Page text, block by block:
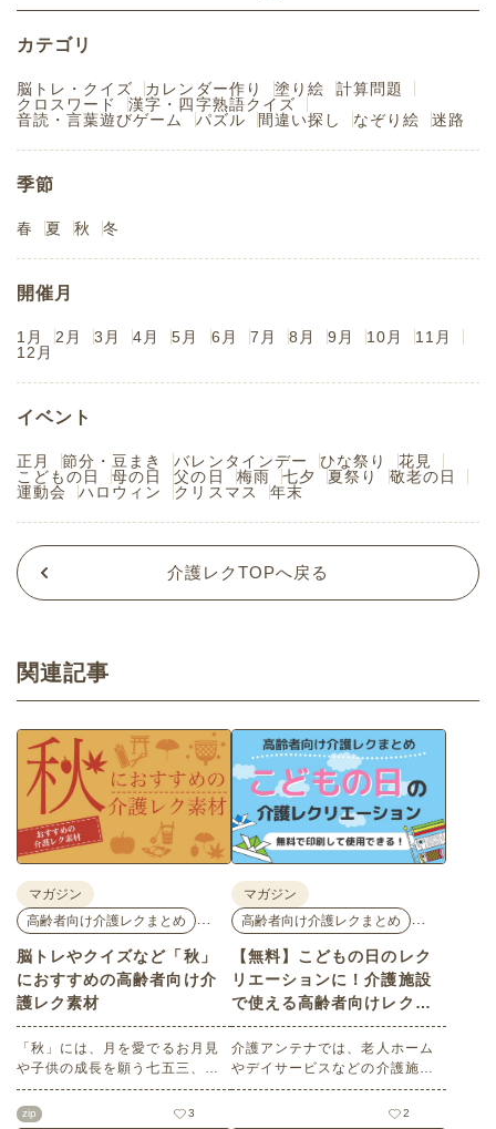
モガ・昭和モダン
カテゴリ
脳トレ・クイズ カレンダー作り 塗り絵
計算問題
クロスワード
漢字・四字熟語クイズ
音読・言葉遊びゲーム
パズル 間違い探し なぞり絵 迷路
季節
春 夏 秋 冬
開催月
1月 2月 3月 4月 5月 6月 7月 8月 9月 10月
11月
12月
イベント
正月 節分・豆まき バレンタインデー ひな祭り
花見
こどもの日
母の日 父の日 梅雨 七夕 夏祭り
敬老の日
運動会
ハロウィン クリスマス 年末
介護レクTOPへ戻る
関連記事
マガジン
高齢者向け介護レクまとめ
脳トレやクイズなど「秋」
におすすめの高齢者向け介
護レク素材
「秋」には、月を愛でるお月見
や子供の成長を願う七五三、深
まる秋を鑑賞する紅葉狩りな
ど、心を和ませるイベントがた
zip 3
マガジン
高齢者向け介護レクまとめ
【無料】こどもの日のレク
リエーションに！介護施設
で使える高齢者向けレク素
材
介護アンテナでは、老人ホーム
やデイサービスなどの介護施設
でご利用いただける高齢者向け
レク素材を多数ご用意していま
2